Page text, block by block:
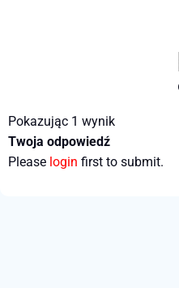
Pokazując 1 wynik
Twoja odpowiedź
Please login first to submit.